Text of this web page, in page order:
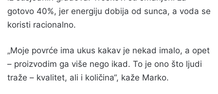
gotovo 40%, jer energiju dobija od sunca, a voda se
koristi racionalno.
„Moje povrće ima ukus kakav je nekad imalo, a opet
– proizvodim ga više nego ikad. To je ono što ljudi
traže – kvalitet, ali i količina“, kaže Marko.